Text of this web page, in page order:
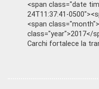
<span class="date
24T11:37:41-
<span
class="year">2017</
Carchi fortalece la